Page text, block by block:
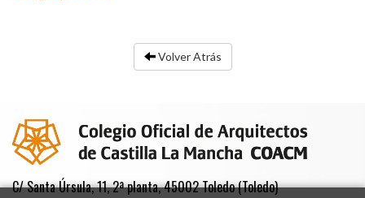
Volver Atrás
C/ Santa Úrsula, 11, 2ª planta, 45002 Toledo (Toledo)